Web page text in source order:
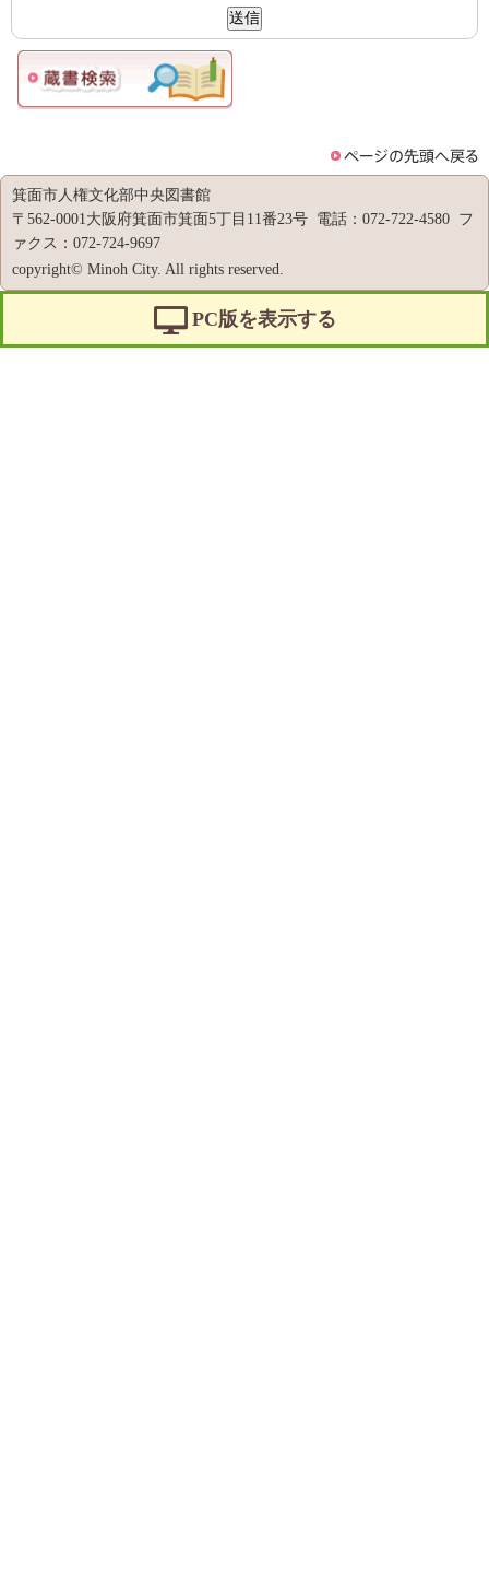
箕面市人権文化部中央図書館
〒562-0001大阪府箕面市箕面5丁目11番23号 電話：072-722-4580 フ
ァクス：072-724-9697
copyright© Minoh City. All rights reserved.
PC版を表示する